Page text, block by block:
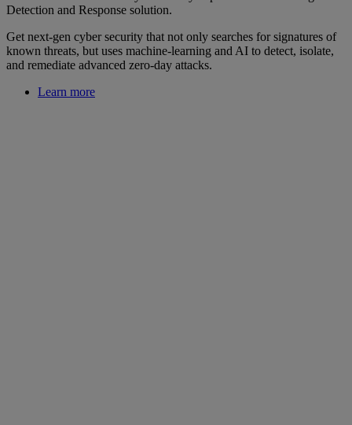
Detection and Response solution.
Get next-gen cyber security that not only searches for signatures of
known threats, but uses machine-learning and AI to detect, isolate,
and remediate advanced zero-day attacks.
Learn more